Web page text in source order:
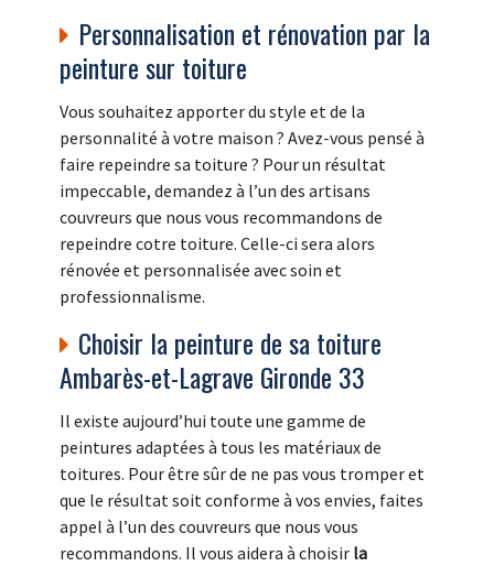
Personnalisation et rénovation par la
peinture sur toiture
Vous souhaitez apporter du style et de la
personnalité à votre maison ? Avez-vous pensé à
faire repeindre sa toiture ? Pour un résultat
impeccable, demandez à l’un des artisans
couvreurs que nous vous recommandons de
repeindre cotre toiture. Celle-ci sera alors
rénovée et personnalisée avec soin et
professionnalisme.
Choisir la peinture de sa toiture
Ambarès-et-Lagrave Gironde 33
Il existe aujourd’hui toute une gamme de
peintures adaptées à tous les matériaux de
toitures. Pour être sûr de ne pas vous tromper et
que le résultat soit conforme à vos envies, faites
appel à l’un des couvreurs que nous vous
recommandons. Il vous aidera à choisir la